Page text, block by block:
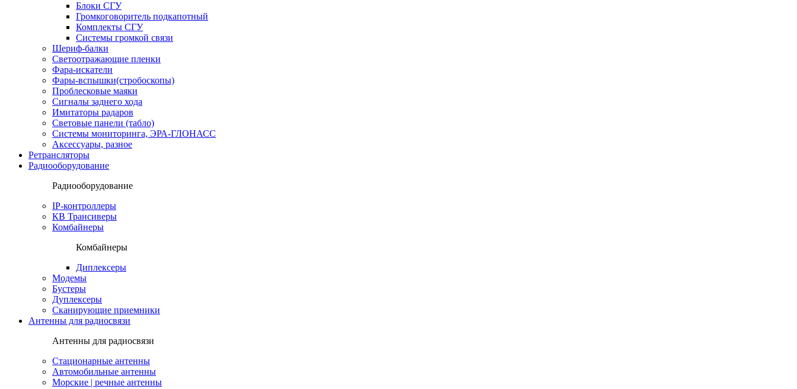
Блоки СГУ
Громкоговоритель подкапотный
Комплекты СГУ
Системы громкой связи
Шериф-балки
Светоотражающие пленки
Фара-искатели
Фары-вспышки(стробоскопы)
Проблесковые маяки
Сигналы заднего хода
Имитаторы радаров
Световые панели (табло)
Системы мониторинга, ЭРА-ГЛОНАСС
Аксессуары, разное
Ретрансляторы
Радиооборудование
Радиооборудование
IP-контроллеры
КВ Трансиверы
Комбайнеры
Комбайнеры
Диплексеры
Модемы
Бустеры
Дуплексеры
Сканирующие приемники
Антенны для радиосвязи
Антенны для радиосвязи
Стационарные антенны
Автомобильные антенны
Морские | речные антенны